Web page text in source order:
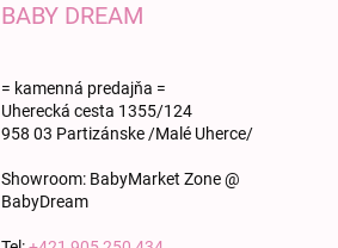
BABY DREAM
= kamenná predajňa =
Uherecká cesta 1355/124
958 03 Partizánske /Malé Uherce/
Showroom: BabyMarket Zone @
BabyDream